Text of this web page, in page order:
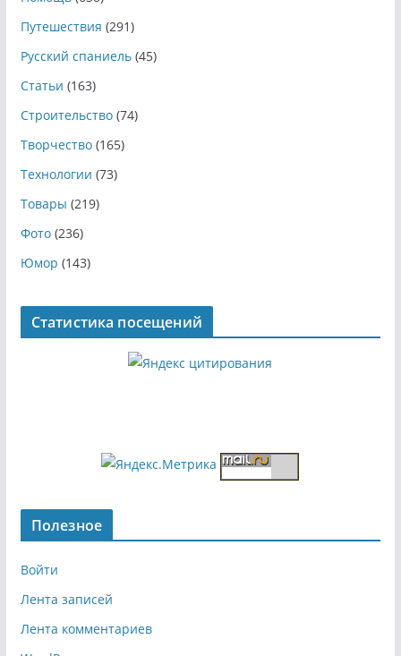
Путешествия (291)
Русский спаниель(45)
Статьи (163)
Строительство(74)
Творчество(165)
Технологии (73)
Товары (219)
Фото(236)
Юмор (143)
Статистика посещений
Полезное
Войти
Лента записей
Лента комментариев